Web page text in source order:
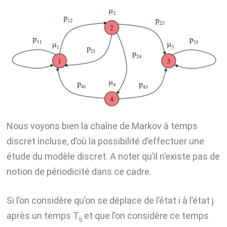
Nous voyons bien la chaîne de Markov à temps
discret incluse, d’où la possibilité d’effectuer une
étude du modèle discret. A noter qu’il n’existe pas de
notion de périodicité dans ce cadre.
Si l’on considère qu’on se déplace de l’état i à l’état j
après un temps Tij et que l’on considère ce temps